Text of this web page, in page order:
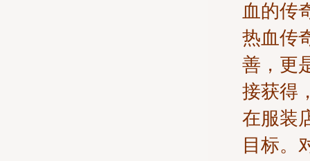
血的传
热血传
善，更
接获得
在服装
目标。